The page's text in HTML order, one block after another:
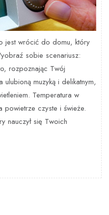
jest wrócić do domu, który
sobie scenariusz:
rozpoznając Twój
muzyką i delikatnym,
Temperatura w
powietrze czyste i świeże.
nauczył się Twoich